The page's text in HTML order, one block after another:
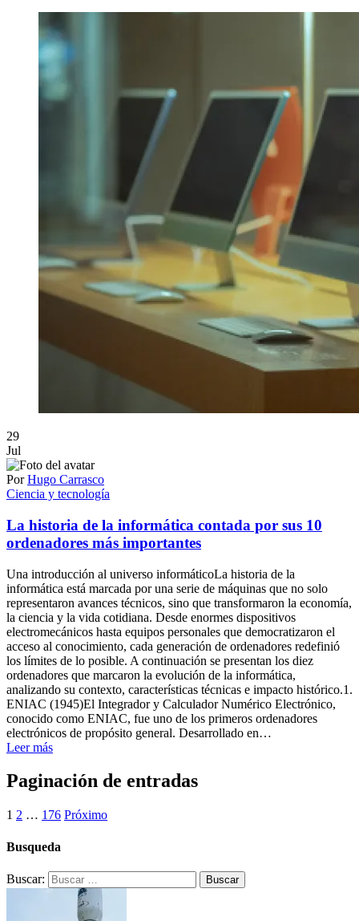
29
Jul
PorHugo Carrasco
Ciencia y tecnología
La historia de la informática contada por sus 10
ordenadores más importantes
Una introducción al universo informáticoLa historia de la
informática está marcada por una serie de máquinas que no solo
representaron avances técnicos, sino que transformaron la economía,
la ciencia y la vida cotidiana. Desde enormes dispositivos
electromecánicos hasta equipos personales que democratizaron el
acceso al conocimiento, cada generación de ordenadores redefinió
los límites de lo posible. A continuación se presentan los diez
ordenadores que marcaron la evolución de la informática,
analizando su contexto, características técnicas e impacto histórico.1.
ENIAC (1945)El Integrador y Calculador Numérico Electrónico,
conocido como ENIAC, fue uno de los primeros ordenadores
electrónicos de propósito general. Desarrollado en…
Leer más
Paginación de entradas
1 2 … 176 Próximo
Busqueda
Buscar: